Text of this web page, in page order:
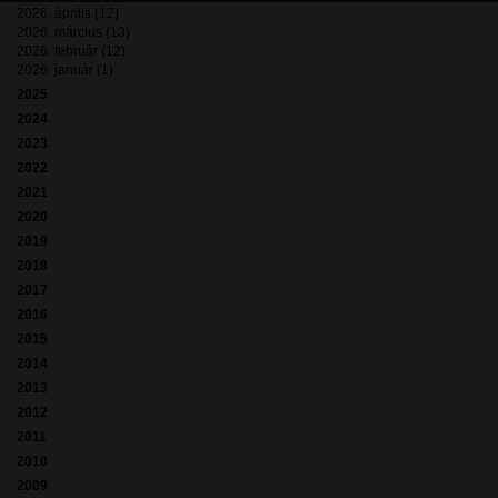
2026. április (12)
2026. március (13)
2026. február (12)
2026. január (1)
2025
2024
2023
2022
2021
2020
2019
2018
2017
2016
2015
2014
2013
2012
2011
2010
2009